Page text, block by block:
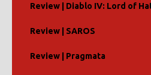
Review | Diablo IV: Lord of
Review | SAROS
Review | Pragmata